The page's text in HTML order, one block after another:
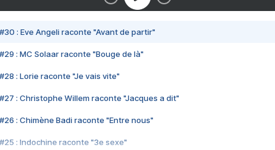
#30 : Eve Angeli raconte "Avant de partir"
#29 : MC Solaar raconte "Bouge de là"
#28 : Lorie raconte "Je vais vite"
#27 : Christophe Willem raconte "Jacques a dit"
#26 : Chimène Badi raconte "Entre nous"
#25 : Indochine raconte "3e sexe"